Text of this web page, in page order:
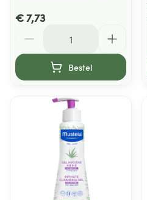
€ 7,73
Bestel